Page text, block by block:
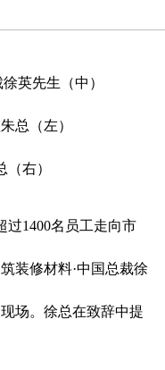
英先生（中）
总（左）
右）
1400名员工走向市
装修材料·中国总裁徐
场。徐总在致辞中提